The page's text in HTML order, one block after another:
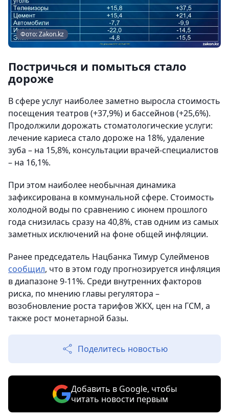
Фото: Zakon.kz
Постричься и помыться стало
дороже
В сфере услуг наиболее заметно выросла стоимость
посещения театров (+37,9%) и бассейнов (+25,6%).
Продолжили дорожать стоматологические услуги:
лечение кариеса стало дороже на 18%, удаление
зуба – на 15,8%, консультации врачей-специалистов
– на 16,1%.
При этом наиболее необычная динамика
зафиксирована в коммунальной сфере. Стоимость
холодной воды по сравнению с июнем прошлого
года снизилась сразу на 40,8%, став одним из самых
заметных исключений на фоне общей инфляции.
Ранее председатель Нацбанка Тимур Сулейменов
сообщил, что в этом году прогнозируется инфляция
в диапазоне 9-11%. Среди внутренних факторов
риска, по мнению главы регулятора –
возобновление роста тарифов ЖКХ, цен на ГСМ, а
также рост монетарной базы.
Поделитесь новостью
Добавить в Google, чтобы
читать новости первым